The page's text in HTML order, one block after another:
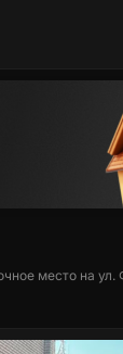
место на ул.